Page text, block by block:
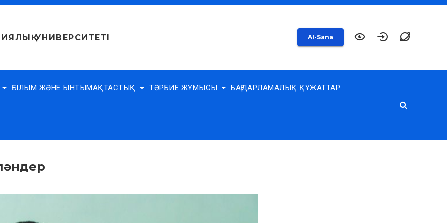
УНИВЕРСИТЕТІ
AI-Sana
ҒЫЛЫМ ЖӘНЕ ЫНТЫМАҚТАСТЫҚ ТӘРБИЕ ЖҰМЫСЫ БАҒДАРЛАМАЛЫҚ ҚҰЖАТТАР